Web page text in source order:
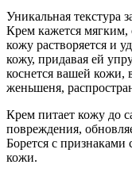
Уникальная текстура
Крем кажется мягким,
кожу растворяется и
кожу, придавая ей
коснется вашей кожи,
женьшеня,
Крем питает кожу до
повреждения,
Борется с признаками
кожи.